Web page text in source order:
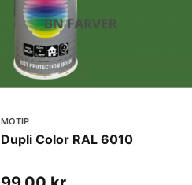
MOTIP
Dupli Color RAL 6010